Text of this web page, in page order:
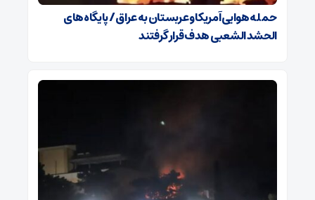
حمله هوایی آمریکا و عربستان به عراق / پایگاه‌های
الحشد الشعبی هدف قرار گرفتند